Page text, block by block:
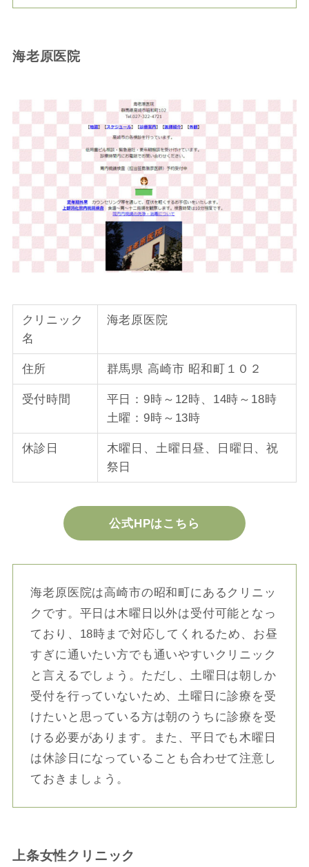
海老原医院
クリニック
名
海老原医院
住所 群馬県 高崎市 昭和町１０２
受付時間
平日：9時～12時、14時～18時
土曜：9時～13時
休診日
木曜日、土曜日昼、日曜日、祝
祭日
公式HPはこちら
海老原医院は高崎市の昭和町にあるクリニッ
クです。平日は木曜日以外は受付可能となっ
ており、18時まで対応してくれるため、お昼
すぎに通いたい方でも通いやすいクリニック
と言えるでしょう。ただし、土曜日は朝しか
受付を行っていないため、土曜日に診療を受
けたいと思っている方は朝のうちに診療を受
ける必要があります。また、平日でも木曜日
は休診日になっていることも合わせて注意し
ておきましょう。
上条女性クリニック